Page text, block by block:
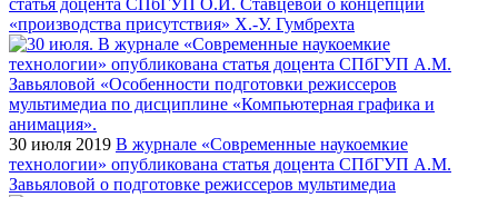
статья доцента СПбГУП О.И. Ставцевой о концепции
«производства присутствия» Х.-У. Гумбрехта
30 июля 2019 В журнале «Современные наукоемкие
технологии» опубликована статья доцента СПбГУП А.М.
Завьяловой о подготовке режиссеров мультимедиа